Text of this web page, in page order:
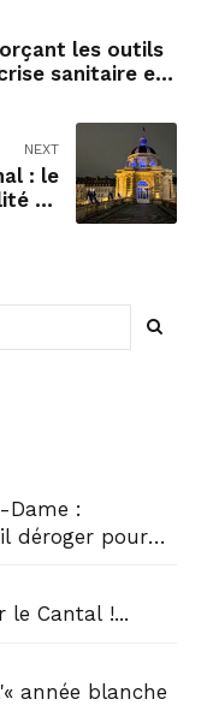
les outils
sanitaire et
ce jour au
NEXT
: le
un
Dame :
déroger pour
le Cantal !...
année blanche